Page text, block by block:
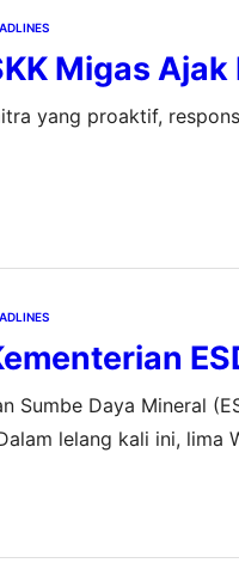
Migas
yang proaktif,
Sumbe Daya Mineral
lelang kali ini,